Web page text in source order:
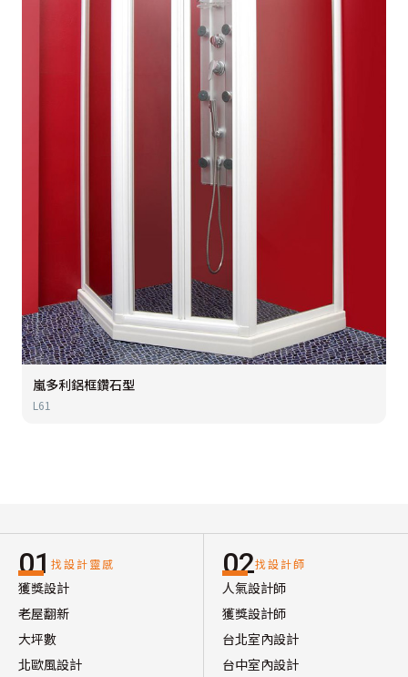
嵐多利鋁框鑽石型
L61
01 找設計靈感
獲獎設計
老屋翻新
大坪數
北歐風設計
02找設計師
人氣設計師
獲獎設計師
台北室內設計
台中室內設計